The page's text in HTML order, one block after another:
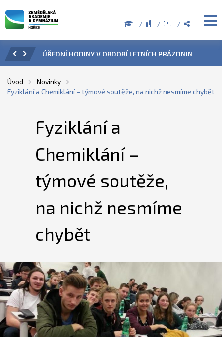
ÚŘEDNÍ HODINY V OBDOBÍ LETNÍCH PRÁZDNIN
Úvod
Novinky
Fyziklání a Chemiklání – týmové soutěže, na nichž nesmíme chybět
Fyziklání a
Chemiklání –
týmové soutěže,
na nichž nesmíme
chybět